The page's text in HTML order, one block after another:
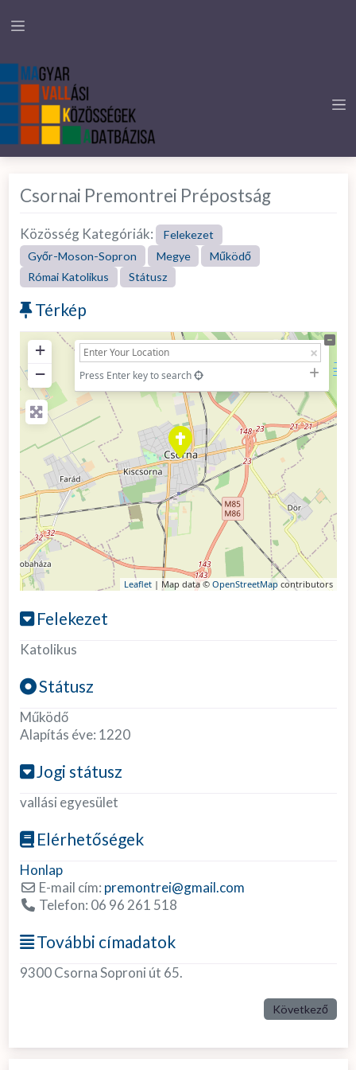
Csornai Premontrei Prépostság
Közösség Kategóriák:
Felekezet
Győr-Moson-Sopron
Megye
Működő
Római Katolikus
Státusz
Térkép
+
−
Press Enter key to search
Leaflet| Map data © OpenStreetMap contributors
Felekezet
Katolikus
Státusz
Működő
Alapítás éve: 1220
Jogi státusz
vallási egyesület
Elérhetőségek
Honlap
E-mail cím: premontrei@gmail.com
Telefon: 06 96 261 518
További címadatok
9300 Csorna Soproni út 65.
Következő